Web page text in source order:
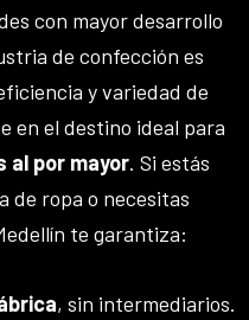
con mayor desarrollo
de confección es
y variedad de
en el destino ideal para
al por mayor. Si estás
de ropa o necesitas
te garantiza:
, sin intermediarios.